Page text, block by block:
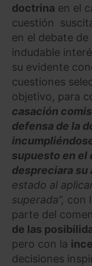
doctrina en el
cuestión
en el debate
indudable
su evidente
cuestiones
objetivo, para
casación
defensa de la
supuesto en el
despreciara su
estado al
superada”, con
parte del
de las
pero con la
decisiones